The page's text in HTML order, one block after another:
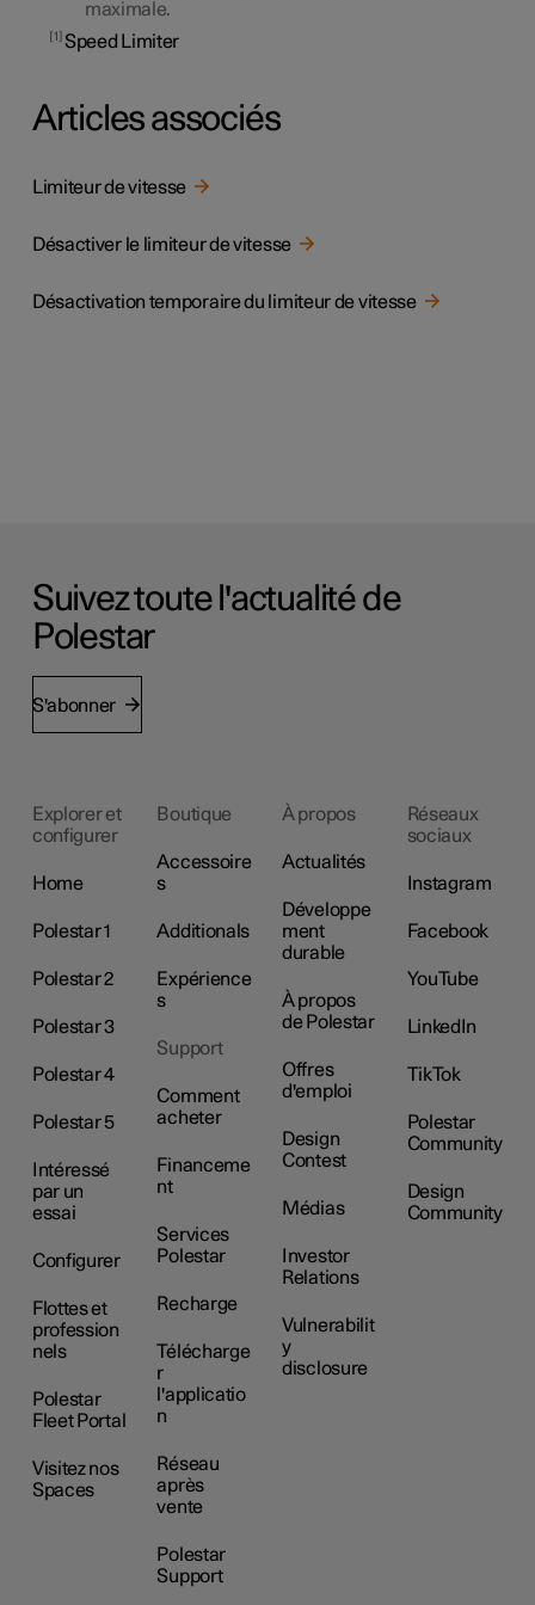
maximale.
1 Speed Limiter
Articles associés
Limiteur de vitesse
Désactiver le limiteur de vitesse
Désactivation temporaire du limiteur de vitesse
Suivez toute l'actualité de
Polestar
S'abonner
Explorer et
configurer
Home
Polestar 1
Polestar 2
Polestar 3
Polestar 4
Polestar 5
Intéressé
par un
essai
Configurer
Flottes et
profession
nels
Polestar
Fleet Portal
Visitez nos
Spaces
Boutique
Accessoire
s
Additionals
Expérience
s
Support
Comment
acheter
Financeme
nt
Services
Polestar
Recharge
Télécharge
r
l'applicatio
n
Réseau
après
vente
Polestar
Support
À propos
Actualités
Développe
ment
durable
À propos
de Polestar
Offres
d'emploi
Design
Contest
Médias
Investor
Relations
Vulnerabilit
y
disclosure
Réseaux
sociaux
Instagram
Facebook
YouTube
LinkedIn
TikTok
Polestar
Community
Design
Community